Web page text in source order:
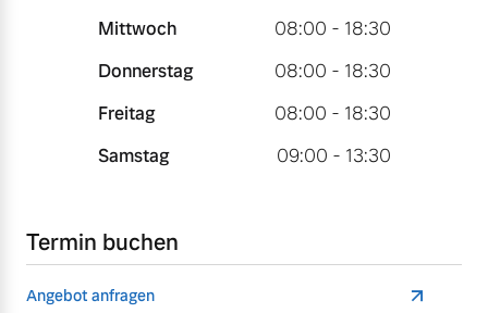
Mittwoch
08:00 - 18:30
Donnerstag
08:00 - 18:30
Freitag
08:00 - 18:30
Samstag
09:00 - 13:30
Termin buchen
Angebot anfragen